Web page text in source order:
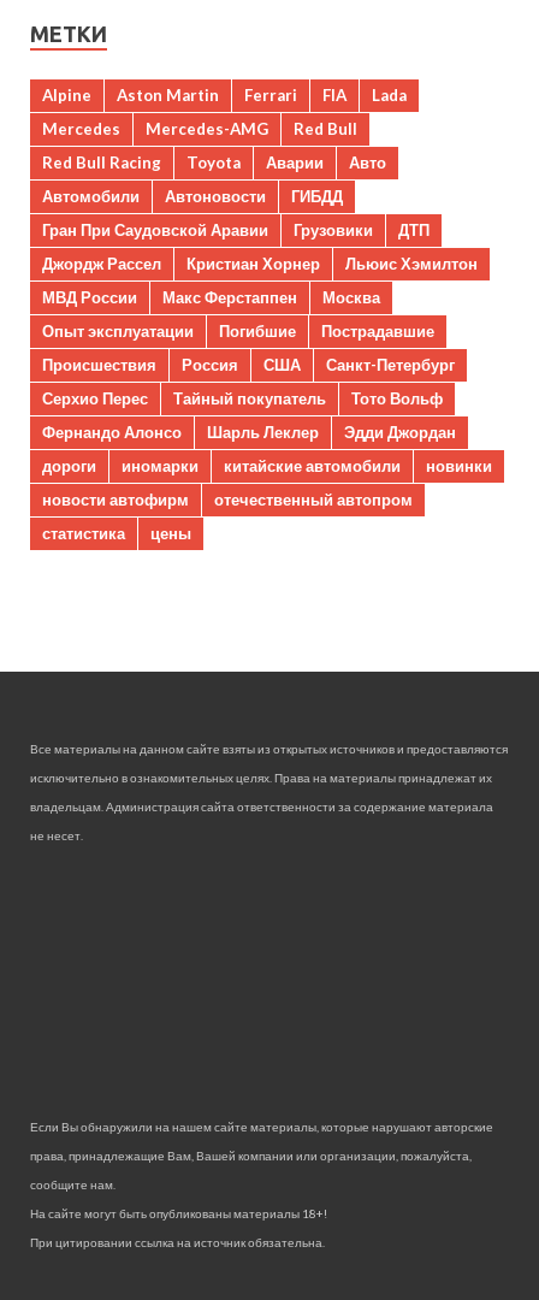
МЕТКИ
Alpine Aston Martin Ferrari FIA
Lada
Mercedes
Mercedes-AMG
Red Bull
Red Bull Racing
Toyota Аварии
Авто
Автомобили
Автоновости
ГИБДД
Гран При Саудовской Аравии
Грузовики
ДТП
Джордж Рассел
Кристиан Хорнер
Льюис Хэмилтон
МВД России
Макс Ферстаппен
Москва
Опыт эксплуатации
Погибшие
Пострадавшие
Происшествия
Россия США
Санкт-Петербург
Серхио Перес
Тайный покупатель
Тото Вольф
Фернандо Алонсо
Шарль Леклер
Эдди Джордан
дороги
иномарки китайские автомобили
новинки
новости автофирм
отечественный автопром
статистика
цены
Все материалы на данном сайте взяты из открытых источников и предоставляются
исключительно в ознакомительных целях. Права на материалы принадлежат их
владельцам. Администрация сайта ответственности за содержание материала
не несет.
Если Вы обнаружили на нашем сайте материалы, которые нарушают авторские
права, принадлежащие Вам, Вашей компании или организации, пожалуйста,
сообщите нам.
На сайте могут быть опубликованы материалы 18+!
При цитировании ссылка на источник обязательна.